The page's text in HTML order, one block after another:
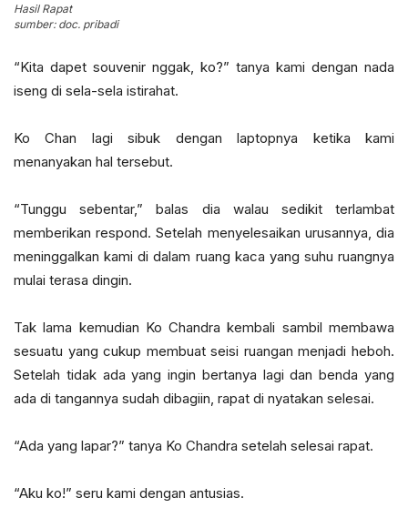
Hasil Rapat
sumber: doc. pribadi
“Kita dapet souvenir nggak, ko?” tanya kami dengan nada
iseng di sela-sela istirahat.
Ko Chan lagi sibuk dengan laptopnya ketika kami
menanyakan hal tersebut.
“Tunggu sebentar,” balas dia walau sedikit terlambat
memberikan respond. Setelah menyelesaikan urusannya, dia
meninggalkan kami di dalam ruang kaca yang suhu ruangnya
mulai terasa dingin.
Tak lama kemudian Ko Chandra kembali sambil membawa
sesuatu yang cukup membuat seisi ruangan menjadi heboh.
Setelah tidak ada yang ingin bertanya lagi dan benda yang
ada di tangannya sudah dibagiin, rapat di nyatakan selesai.
“Ada yang lapar?” tanya Ko Chandra setelah selesai rapat.
“Aku ko!” seru kami dengan antusias.